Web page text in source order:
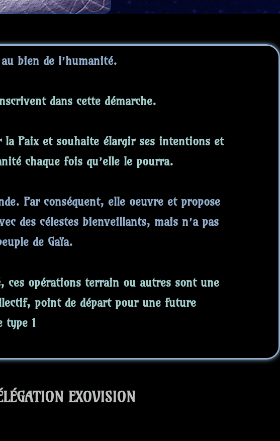
bien de l’humanité.
dans cette démarche.
la Paix et souhaite élargir ses intentions et
chaque fois qu’elle le pourra.
Par conséquent, elle oeuvre et propose
des célestes bienveillants, mais n’a pas
de Gaïa.
ces opérations terrain ou autres sont une
point de départ pour une future
type 1
EXOVISION